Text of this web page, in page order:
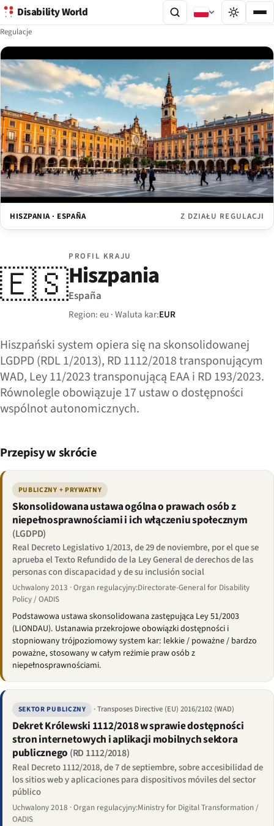
Disability World
Regulacje
HISZPANIA · ESPAÑA Z DZIAŁU REGULACJI
🇪🇸
PROFIL KRAJU
Hiszpania
España
Region: eu · Waluta kar:EUR
Hiszpański system opiera się na skonsolidowanej
LGDPD (RDL 1/2013), RD 1112/2018 transponującym
WAD, Ley 11/2023 transponującą EAA i RD 193/2023.
Równolegle obowiązuje 17 ustaw o dostępności
wspólnot autonomicznych.
Przepisy w skrócie
PUBLICZNY + PRYWATNY
Skonsolidowana ustawa ogólna o prawach osób z
niepełnosprawnościami i ich włączeniu społecznym
(LGDPD)
Real Decreto Legislativo 1/2013, de 29 de noviembre, por el que se
aprueba el Texto Refundido de la Ley General de derechos de las
personas con discapacidad y de su inclusión social
Uchwalony 2013 · Organ regulacyjny:Directorate-General for Disability
Policy / OADIS
Podstawowa ustawa skonsolidowana zastępująca Ley 51/2003
(LIONDAU). Ustanawia przekrojowe obowiązki dostępności i
stopniowany trójpoziomowy system kar: lekkie / poważne / bardzo
poważne, stosowany w całym reżimie praw osób z
niepełnosprawnościami.
SEKTOR PUBLICZNY · Transposes Directive (EU) 2016/2102 (WAD)
Dekret Królewski 1112/2018 w sprawie dostępności
stron internetowych i aplikacji mobilnych sektora
publicznego (RD 1112/2018)
Real Decreto 1112/2018, de 7 de septiembre, sobre accesibilidad de
los sitios web y aplicaciones para dispositivos móviles del sector
público
Uchwalony 2018 · Organ regulacyjny:Ministry for Digital Transformation /
OADIS